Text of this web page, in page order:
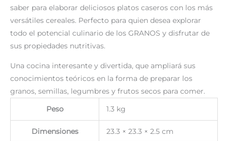
saber para elaborar deliciosos platos caseros con los más
versátiles cereales. Perfecto para quien desea explorar
todo el potencial culinario de los GRANOS y disfrutar de
sus propiedades nutritivas.
Una cocina interesante y divertida, que ampliará sus
conocimientos teóricos en la forma de preparar los
granos, semillas, legumbres y frutos secos para comer.
Peso 1.3 kg
Dimensiones 23.3 × 23.3 × 2.5 cm